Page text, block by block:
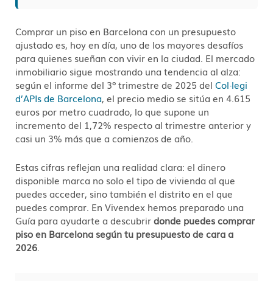
Comprar un piso en Barcelona con un presupuesto
ajustado es, hoy en día, uno de los mayores desafíos
para quienes sueñan con vivir en la ciudad. El mercado
inmobiliario sigue mostrando una tendencia al alza:
según el informe del 3º trimestre de 2025 del Col·legi
d’APIs de Barcelona, el precio medio se sitúa en 4.615
euros por metro cuadrado, lo que supone un
incremento del 1,72% respecto al trimestre anterior y
casi un 3% más que a comienzos de año.
Estas cifras reflejan una realidad clara: el dinero
disponible marca no solo el tipo de vivienda al que
puedes acceder, sino también el distrito en el que
puedes comprar. En Vivendex hemos preparado una
Guía para ayudarte a descubrirdonde puedes comprar
piso en Barcelona según tu presupuesto de cara a
2026